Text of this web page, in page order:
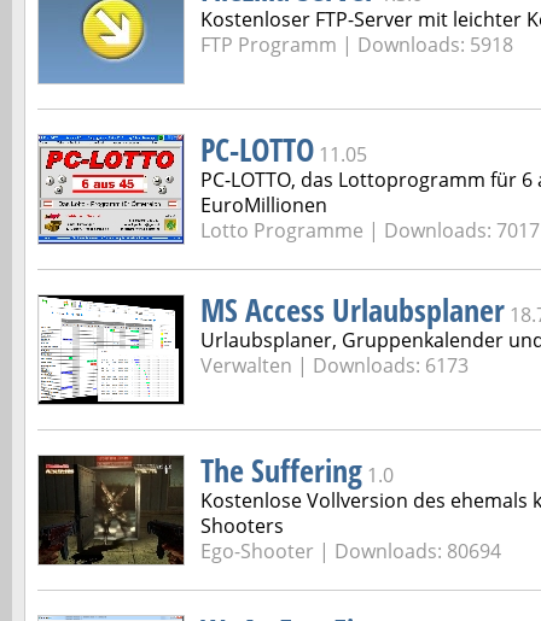
Kostenloser FTP-Server mit leichter
FTP Programm | Downloads: 5918
PC-LOTTO 11.05
PC-LOTTO, das Lottoprogramm für
EuroMillionen
Lotto Programme | Downloads: 7017
MS Access Urlaubsplaner
Urlaubsplaner, Gruppenkalender
Verwalten | Downloads: 6173
The Suffering 1.0
Kostenlose Vollversion des ehemals
Shooters
Ego-Shooter | Downloads: 80694